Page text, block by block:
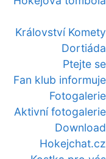
Království Komety
Dortiáda
Ptejte se
Fan klub informuje
Fotogalerie
Aktivní fotogalerie
Download
Hokejchat.cz